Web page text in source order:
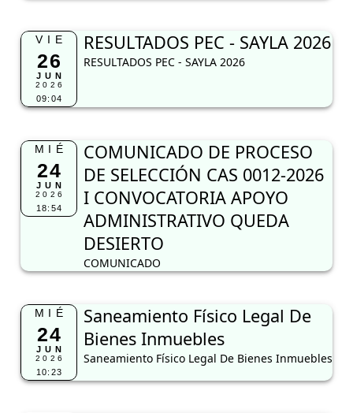
VIE
26
JUN
2026
09:04
RESULTADOS PEC - SAYLA 2026
RESULTADOS PEC - SAYLA 2026
MIÉ
24
JUN
2026
18:54
COMUNICADO DE PROCESO
DE SELECCIÓN CAS 0012-2026
I CONVOCATORIA APOYO
ADMINISTRATIVO QUEDA
DESIERTO
COMUNICADO
MIÉ
24
JUN
2026
10:23
Saneamiento Físico Legal De
Bienes Inmuebles
Saneamiento Físico Legal De Bienes Inmuebles